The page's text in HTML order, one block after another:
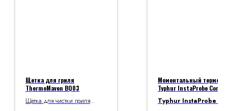
Щетка для гриля
ThermoMaven BQ03
Щетка для чистки гриля
Моментальный
Typhur InstaProbe Core
Typhur InstaProbe